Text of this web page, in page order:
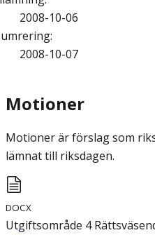
2008-10-06
:
2008-10-07
Motioner
Motioner är förslag som
lämnat till riksdagen.
DOCX
Utgiftsområde 4